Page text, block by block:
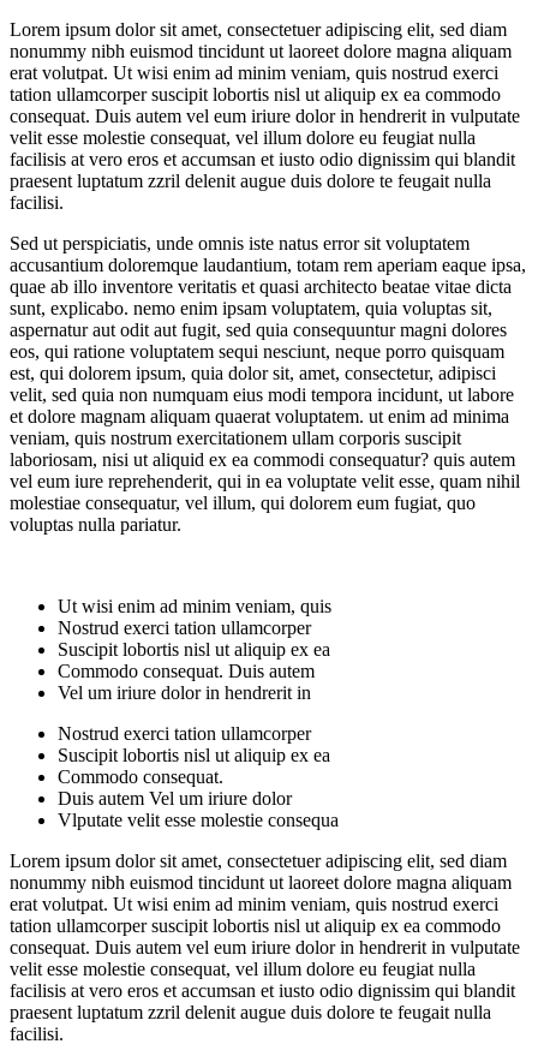
Lorem ipsum dolor sit amet, consectetuer adipiscing elit, sed diam
nonummy nibh euismod tincidunt ut laoreet dolore magna aliquam
erat volutpat. Ut wisi enim ad minim veniam, quis nostrud exerci
tation ullamcorper suscipit lobortis nisl ut aliquip ex ea commodo
consequat. Duis autem vel eum iriure dolor in hendrerit in vulputate
velit esse molestie consequat, vel illum dolore eu feugiat nulla
facilisis at vero eros et accumsan et iusto odio dignissim qui blandit
praesent luptatum zzril delenit augue duis dolore te feugait nulla
facilisi.
Sed ut perspiciatis, unde omnis iste natus error sit voluptatem
accusantium doloremque laudantium, totam rem aperiam eaque ipsa,
quae ab illo inventore veritatis et quasi architecto beatae vitae dicta
sunt, explicabo. nemo enim ipsam voluptatem, quia voluptas sit,
aspernatur aut odit aut fugit, sed quia consequuntur magni dolores
eos, qui ratione voluptatem sequi nesciunt, neque porro quisquam
est, qui dolorem ipsum, quia dolor sit, amet, consectetur, adipisci
velit, sed quia non numquam eius modi tempora incidunt, ut labore
et dolore magnam aliquam quaerat voluptatem. ut enim ad minima
veniam, quis nostrum exercitationem ullam corporis suscipit
laboriosam, nisi ut aliquid ex ea commodi consequatur? quis autem
vel eum iure reprehenderit, qui in ea voluptate velit esse, quam nihil
molestiae consequatur, vel illum, qui dolorem eum fugiat, quo
voluptas nulla pariatur.
Ut wisi enim ad minim veniam, quis
Nostrud exerci tation ullamcorper
Suscipit lobortis nisl ut aliquip ex ea
Commodo consequat. Duis autem
Vel um iriure dolor in hendrerit in
Nostrud exerci tation ullamcorper
Suscipit lobortis nisl ut aliquip ex ea
Commodo consequat.
Duis autem Vel um iriure dolor
Vlputate velit esse molestie consequa
Lorem ipsum dolor sit amet, consectetuer adipiscing elit, sed diam
nonummy nibh euismod tincidunt ut laoreet dolore magna aliquam
erat volutpat. Ut wisi enim ad minim veniam, quis nostrud exerci
tation ullamcorper suscipit lobortis nisl ut aliquip ex ea commodo
consequat. Duis autem vel eum iriure dolor in hendrerit in vulputate
velit esse molestie consequat, vel illum dolore eu feugiat nulla
facilisis at vero eros et accumsan et iusto odio dignissim qui blandit
praesent luptatum zzril delenit augue duis dolore te feugait nulla
facilisi.